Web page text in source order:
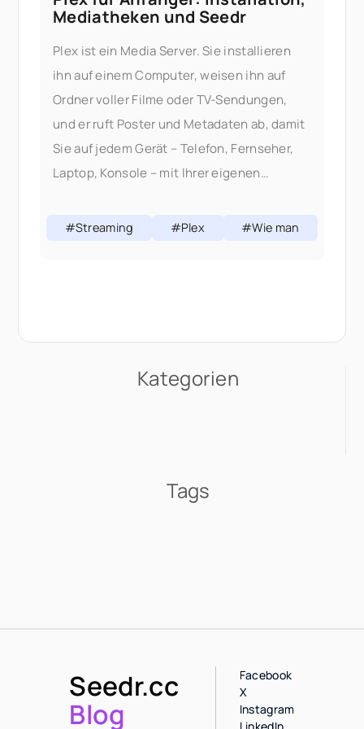
Mediatheken und Seedr
Plex ist ein Media Server. Sie installieren
ihn auf einem Computer, weisen ihn auf
Ordner voller Filme oder TV-Sendungen,
und er ruft Poster und Metadaten ab, damit
Sie auf jedem Gerät – Telefon, Fernseher,
Laptop, Konsole – mit Ihrer eigenen
Leitfaden führt einen kompletten Anfänger
#Streaming #Plex #Wie man
Kategorien
Tags
Seedr.cc
Blog
Facebook
X
Instagram
LinkedIn